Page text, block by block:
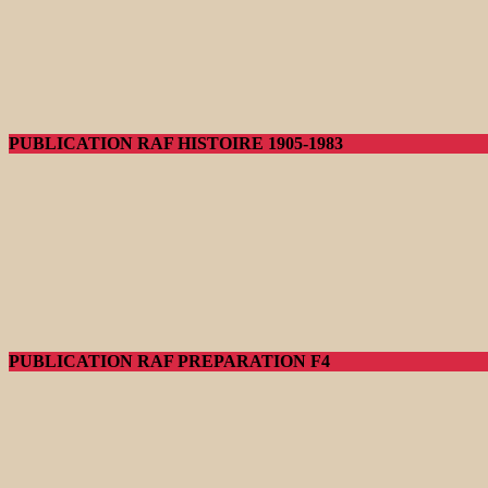
PUBLICATION RAF HISTOIRE 1905-1983
PUBLICATION RAF PREPARATION F4